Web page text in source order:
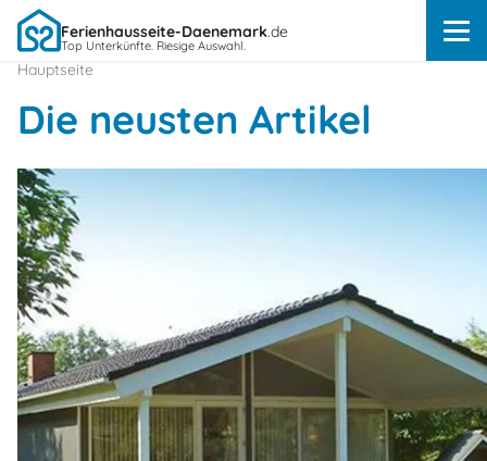
Ferienhausseite-Daenemark.de
Top Unterkünfte. Riesige Auswahl.
Hauptseite
Die neusten Artikel
Über